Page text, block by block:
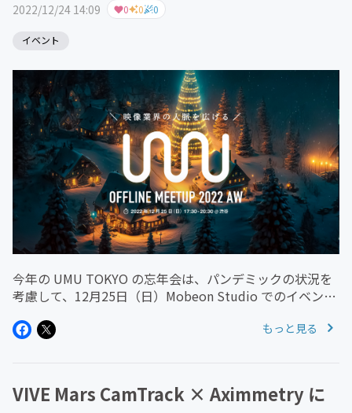
2022/12/24 14:09 0 0 0
イベント
今年の UMU TOKYO の忘年会は、パンデミックの状況を
考慮して、12月25日（日）Mobeon Studio でのイベント
は、サロン Facebook Group 内のイベント... もっと見る
VIVE Mars CamTrack × Aximmetry に